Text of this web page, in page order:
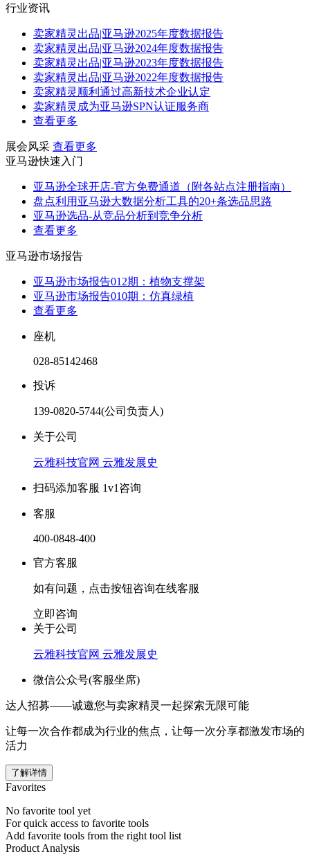
行业资讯
卖家精灵出品|亚马逊2025年度数据报告
卖家精灵出品|亚马逊2024年度数据报告
卖家精灵出品|亚马逊2023年度数据报告
卖家精灵出品|亚马逊2022年度数据报告
卖家精灵顺利通过高新技术企业认定
卖家精灵成为亚马逊SPN认证服务商
查看更多
展会风采 查看更多
亚马逊快速入门
亚马逊全球开店-官方免费通道（附各站点注册指南）
盘点利用亚马逊大数据分析工具的20+条选品思路
亚马逊选品-从竞品分析到竞争分析
查看更多
亚马逊市场报告
亚马逊市场报告012期：植物支撑架
亚马逊市场报告010期：仿真绿植
查看更多
座机
028-85142468
投诉
139-0820-5744(公司负责人)
关于公司
云雅科技官网 云雅发展史
扫码添加客服 1v1咨询
客服
400-0848-400
官方客服
如有问题，点击按钮咨询在线客服
立即咨询
关于公司
云雅科技官网 云雅发展史
微信公众号(客服坐席)
达人招募——诚邀您与卖家精灵一起探索无限可能
让每一次合作都成为行业的焦点，让每一次分享都激发市场的
活力
了解详情
Favorites
No favorite tool yet
For quick access to favorite tools
Add favorite tools from the right tool list
Product Analysis